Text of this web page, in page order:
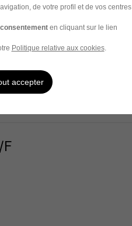
F
F
de votre profil et de vos centres
en cliquant sur le lien
Politique relative aux cookies.
accepter